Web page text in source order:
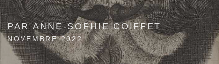
PAR ANNE-SOPHIE COIFFET
NOVEMBRE 2022